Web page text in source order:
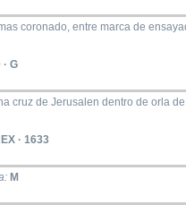
coronado, entre marca de
· G
cruz de Jerusalen dentro de orla
· 1633
M